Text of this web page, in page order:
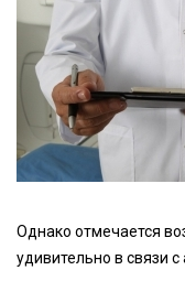
Однако отмечается
удивительно в связи